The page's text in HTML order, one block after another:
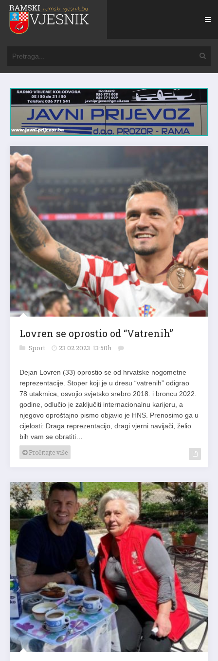
Lovren se oprostio od “Vatrenih”
Sport 23.02.2023. 13:50h
Dejan Lovren (33) oprostio se od hrvatske nogometne
reprezentacije. Stoper koji je u dresu “vatrenih” odigrao
78 utakmica, osvojio svjetsko srebro 2018. i broncu 2022.
godine, odlučio je zaključiti internacionalnu karijeru, a
njegovo oproštajno pismo objavio je HNS. Prenosimo ga u
cijelosti: Draga reprezentacijo, dragi vjerni navijači, želio
bih vam se obratiti…
Pročitajte više